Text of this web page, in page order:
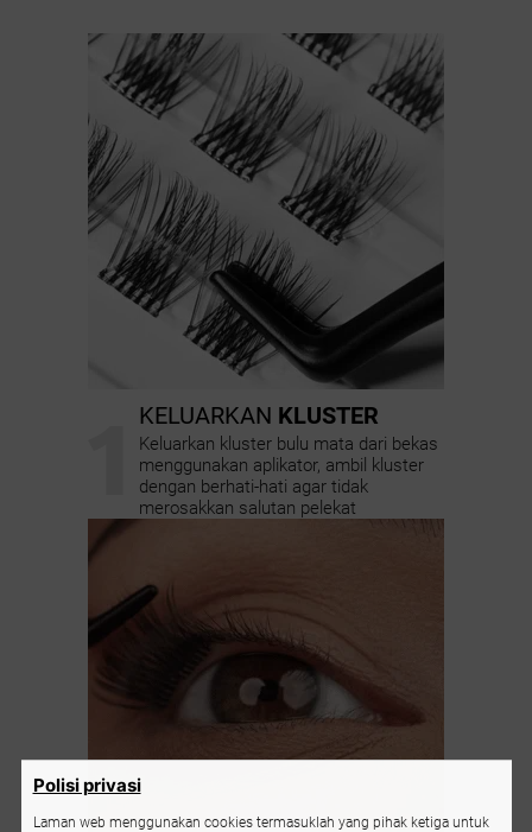
KELUARKAN KLUSTER
Keluarkan kluster bulu mata dari bekas
menggunakan aplikator, ambil kluster
dengan berhati-hati agar tidak
merosakkan salutan pelekat
Polisi privasi
Laman web menggunakan cookies termasuklah yang pihak ketiga untuk